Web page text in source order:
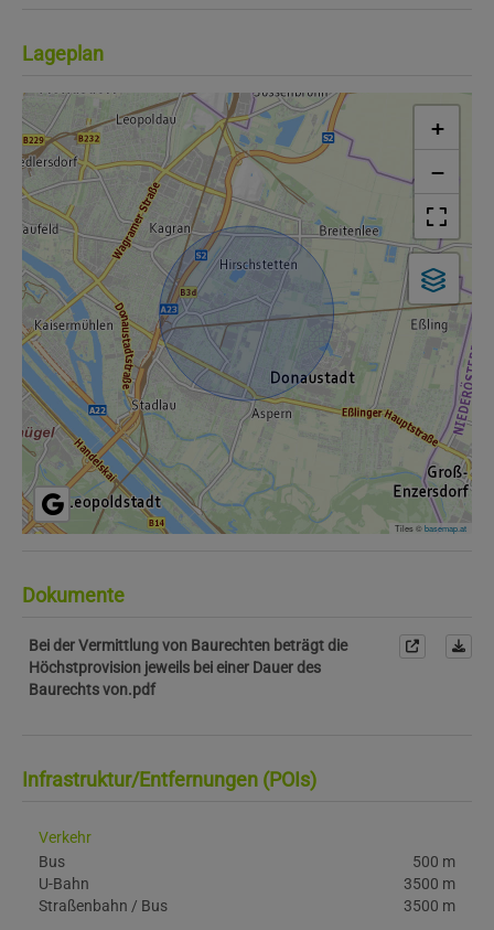
Lageplan
+
−
Tiles ©basemap.at
Dokumente
Bei der Vermittlung von Baurechten beträgt die
Höchstprovision jeweils bei einer Dauer des
Baurechts von.pdf
Infrastruktur/Entfernungen (POIs)
Verkehr
Bus
500 m
U-Bahn
3500 m
Straßenbahn / Bus
3500 m